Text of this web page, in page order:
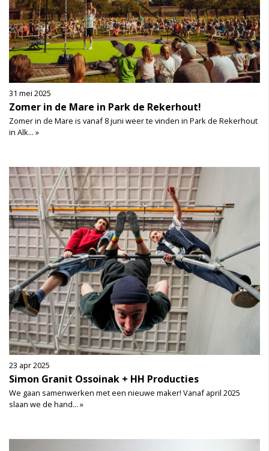
31 mei 2025
Zomer in de Mare in Park de Rekerhout!
Zomer in de Mare is vanaf 8 juni weer te vinden in Park de Rekerhout
in Alk... »
23 apr 2025
Simon Granit Ossoinak + HH Producties
We gaan samenwerken met een nieuwe maker! Vanaf april 2025
slaan we de hand... »